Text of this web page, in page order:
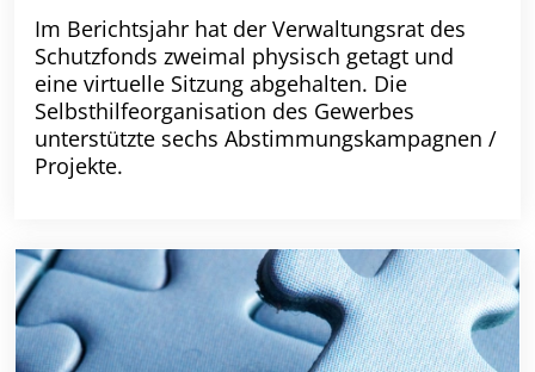
Im Berichtsjahr hat der Verwaltungsrat des
Schutzfonds zweimal physisch getagt und
eine virtuelle Sitzung abgehalten. Die
Selbsthilfeorganisation des Gewerbes
unterstützte sechs Abstimmungskampagnen /
Projekte.